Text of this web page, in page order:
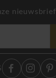
nieuwsbrief